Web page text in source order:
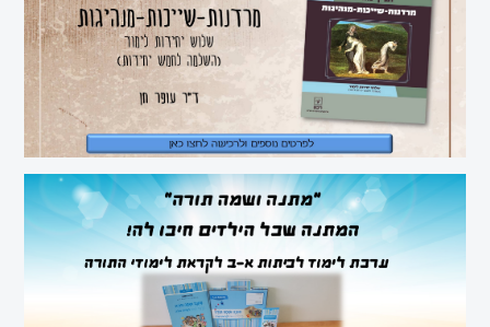
ביולוגיה
כימיה
פיזיקה
תיאטרון
אנגלית